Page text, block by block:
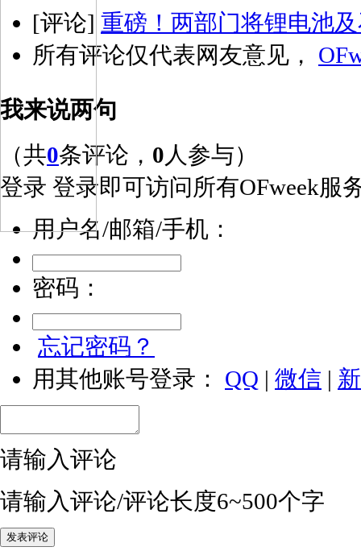
[评论] 重磅！两部门将锂电池
所有评论仅代表网友意见，
我来说两句
（共0条评论， 0 人参与）
登录 登录即可访问所有OFweek服
用户名/邮箱/手机：
密码：
忘记密码？
用其他账号登录： QQ | 微信 |
请输入评论
请输入评论/评论长度6~500个字